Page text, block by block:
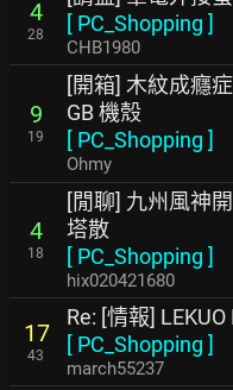
4
28
[ PC_Shopping ]
CHB1980
9
19
[開箱] 木紋成癮
GB 機殼
[ PC_Shopping ]
Ohmy
4
18
[閒聊] 九州風神
塔散
[ PC_Shopping ]
hix020421680
17
43
Re: [情報]
[ PC_Shopping ]
march55237